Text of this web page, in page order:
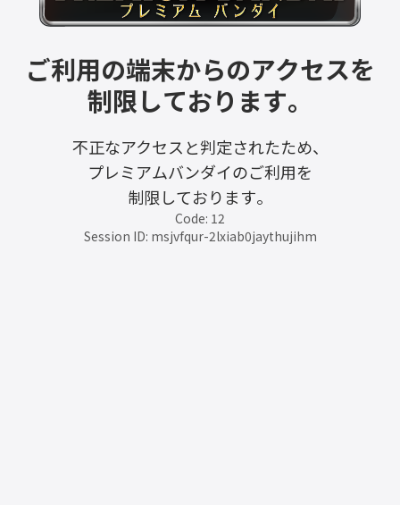
ご利用の端末からのアクセスを
制限しております。
不正なアクセスと判定されたため、
プレミアムバンダイのご利用を
制限しております。
Code: 12
Session ID: msjvfqur-2lxiab0jaythujihm